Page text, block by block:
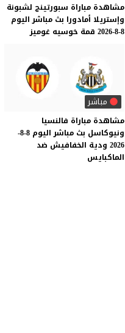
مشاهدة مباراة سبورتينج لشبونة
وإستريلا أمادورا بث مباشر اليوم
8-8-2026
قمة خوسيه غوميز
مباشر
مشاهدة مباراة فالنسيا
ونيوكاسل بث مباشر اليوم 8-8-
2026 ودية الخفافيش ضد
الماكبايس